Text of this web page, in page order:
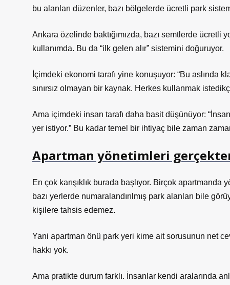
bu alanları düzenler, bazı bölgelerde ücretli park
Ankara özelinde baktığımızda, bazı semtlerde
kullanımda. Bu da “ilk gelen alır” sistemini doğuruyor.
İçimdeki ekonomi tarafı yine konuşuyor: “Bu aslında
sınırsız olmayan bir kaynak. Herkes kullanmak
Ama içimdeki insan tarafı daha basit düşünüyor:
yer istiyor.” Bu kadar temel bir ihtiyaç bile zaman
Apartman yönetimleri
En çok karışıklık burada başlıyor. Birçok apartmanda
bazı yerlerde numaralandırılmış park alanları bile
kişilere tahsis edemez.
Yani apartman önü park yeri kime ait sorusunun net
hakkı yok.
Ama pratikte durum farklı. İnsanlar kendi aralarında